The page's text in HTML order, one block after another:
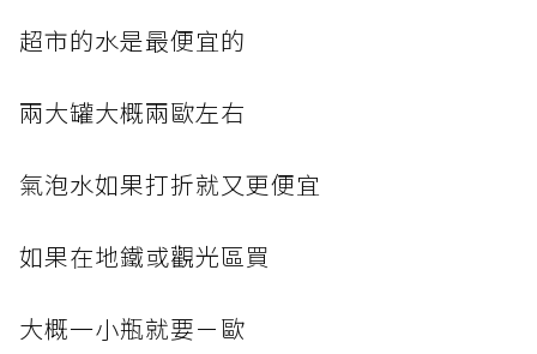
超市的水是最便宜的
兩大罐大概兩歐左右
氣泡水如果打折就又更便宜
如果在地鐵或觀光區買
大概一小瓶就要ㄧ歐